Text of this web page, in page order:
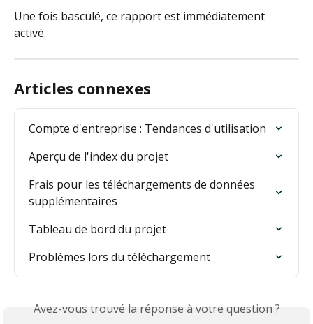
Une fois basculé, ce rapport est immédiatement
activé.
Articles connexes
Compte d'entreprise : Tendances d'utilisation
Aperçu de l'index du projet
Frais pour les téléchargements de données
supplémentaires
Tableau de bord du projet
Problèmes lors du téléchargement
Avez-vous trouvé la réponse à votre question ?